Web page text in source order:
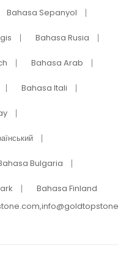
Bahasa Sepanyol
Bahasa Rusia
Bahasa Arab
Bahasa Itali
Bulgaria
Bahasa Finland